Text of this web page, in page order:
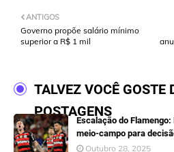
ANTIGOS
Governo propõe salário mínimo
superior a R$ 1 mil
TALVEZ VOCÊ GOSTE
POSTAGENS
Escalação do
meio-campo para
Outubro 28, 2025